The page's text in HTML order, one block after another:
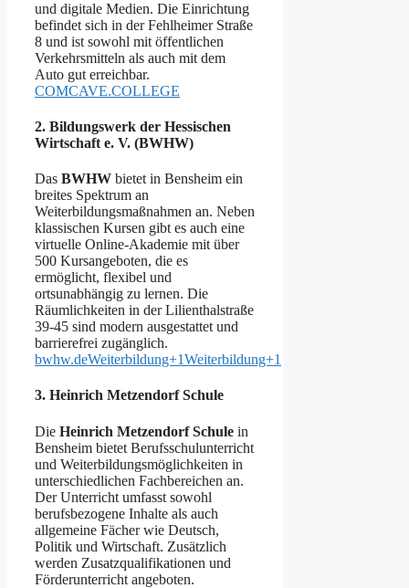
und digitale Medien. Die Einrichtung
befindet sich in der Fehlheimer Straße
8 und ist sowohl mit öffentlichen
Verkehrsmitteln als auch mit dem
Auto gut erreichbar. ​
COMCAVE.COLLEGE
2. Bildungswerk der Hessischen
Wirtschaft e. V. (BWHW)
Das BWHW bietet in Bensheim ein
breites Spektrum an
Weiterbildungsmaßnahmen an. Neben
klassischen Kursen gibt es auch eine
virtuelle Online-Akademie mit über
500 Kursangeboten, die es
ermöglicht, flexibel und
ortsunabhängig zu lernen. Die
Räumlichkeiten in der Lilienthalstraße
39-45 sind modern ausgestattet und
barrierefrei zugänglich. ​
bwhw.deWeiterbildung+1Weiterbildung+1
3. Heinrich Metzendorf Schule
Die Heinrich Metzendorf Schule in
Bensheim bietet Berufsschulunterricht
und Weiterbildungsmöglichkeiten in
unterschiedlichen Fachbereichen an.
Der Unterricht umfasst sowohl
berufsbezogene Inhalte als auch
allgemeine Fächer wie Deutsch,
Politik und Wirtschaft. Zusätzlich
werden Zusatzqualifikationen und
Förderunterricht angeboten. ​